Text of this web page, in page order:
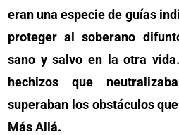
eran una especie de guías
proteger al soberano
sano y salvo en la otra
hechizos que
superaban los obstáculos
Más Allá.